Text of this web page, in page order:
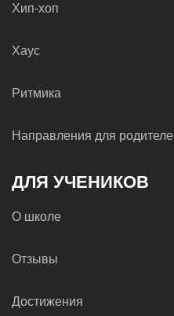
Хип-хоп
Хаус
Ритмика
Направления для
ДЛЯ УЧЕНИКОВ
О школе
Отзывы
Достижения